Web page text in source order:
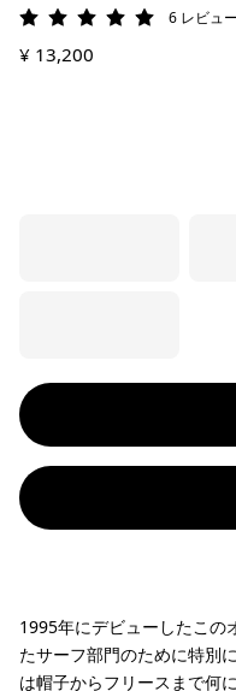
評価: 5 / 5 6 レビュー
¥ 13,200
1995年にデビューしたこの
たサーフ部門のために特別
は帽子からフリースまで何